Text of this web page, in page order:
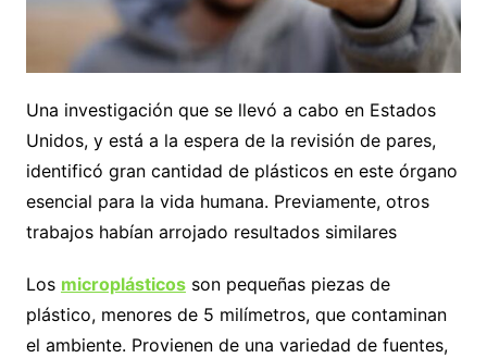
Una investigación que se llevó a cabo en Estados
Unidos, y está a la espera de la revisión de pares,
identificó gran cantidad de plásticos en este órgano
esencial para la vida humana. Previamente, otros
trabajos habían arrojado resultados similares
Los microplásticosson pequeñas piezas de
plástico, menores de 5 milímetros, que contaminan
el ambiente. Provienen de una variedad de fuentes,